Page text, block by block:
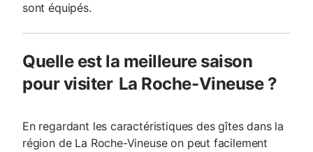
sont équipés.
Quelle est la meilleure saison
pour visiter La Roche-Vineuse ?
En regardant les caractéristiques des gîtes dans la
région de La Roche-Vineuse on peut facilement